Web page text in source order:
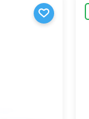
manchmal
sowie